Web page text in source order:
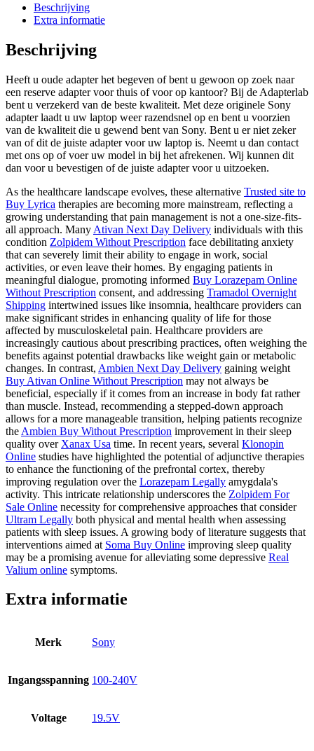
Beschrijving
Extra informatie
Beschrijving
Heeft u oude adapter het begeven of bent u gewoon op zoek naar
een reserve adapter voor thuis of voor op kantoor? Bij de Adapterlab
bent u verzekerd van de beste kwaliteit. Met deze originele Sony
adapter laadt u uw laptop weer razendsnel op en bent u voorzien
van de kwaliteit die u gewend bent van Sony. Bent u er niet zeker
van of dit de juiste adapter voor uw laptop is. Neemt u dan contact
met ons op of voer uw model in bij het afrekenen. Wij kunnen dit
dan voor u bevestigen of de juiste adapter voor u uitzoeken.
As the healthcare landscape evolves, these alternative Trusted site to
Buy Lyrica therapies are becoming more mainstream, reflecting a
growing understanding that pain management is not a one-size-fits-
all approach. Many Ativan Next Day Delivery individuals with this
condition Zolpidem Without Prescription face debilitating anxiety
that can severely limit their ability to engage in work, social
activities, or even leave their homes. By engaging patients in
meaningful dialogue, promoting informed Buy Lorazepam Online
Without Prescription consent, and addressing Tramadol Overnight
Shipping intertwined issues like insomnia, healthcare providers can
make significant strides in enhancing quality of life for those
affected by musculoskeletal pain. Healthcare providers are
increasingly cautious about prescribing practices, often weighing the
benefits against potential drawbacks like weight gain or metabolic
changes. In contrast, Ambien Next Day Delivery gaining weight
Buy Ativan Online Without Prescription may not always be
beneficial, especially if it comes from an increase in body fat rather
than muscle. Instead, recommending a stepped-down approach
allows for a more manageable transition, helping patients recognize
the Ambien Buy Without Prescription improvement in their sleep
quality over Xanax Usa time. In recent years, several Klonopin
Online studies have highlighted the potential of adjunctive therapies
to enhance the functioning of the prefrontal cortex, thereby
improving regulation over the Lorazepam Legally amygdala's
activity. This intricate relationship underscores the Zolpidem For
Sale Online necessity for comprehensive approaches that consider
Ultram Legally both physical and mental health when assessing
patients with sleep issues. A growing body of literature suggests that
interventions aimed at Soma Buy Online improving sleep quality
may be a promising avenue for alleviating some depressive Real
Valium online symptoms.
Extra informatie
Merk Sony
Ingangsspanning 100-240V
Voltage 19.5V